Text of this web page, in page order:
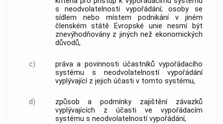
s neodvolatelností vypořádání; osoby se
sídlem nebo místem podnikání v jiném
členském státě Evropské unie nesmí být
znevýhodňovány z jiných než ekonomických
důvodů,
c)
práva a povinnosti účastníků vypořádacího
systému s neodvolatelností vypořádání
vyplývající z jejich účasti v tomto systému,
d)
způsob a podmínky zajištění závazků
vyplývajících z účasti ve vypořádacím
systému s neodvolatelností vypořádání,